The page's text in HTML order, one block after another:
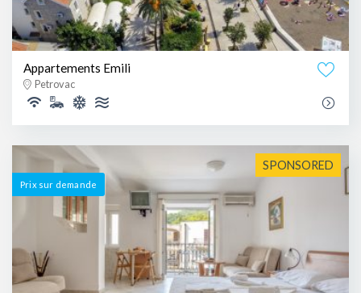
Appartements Emili
Petrovac
SPONSORED
Prix ​​sur demande